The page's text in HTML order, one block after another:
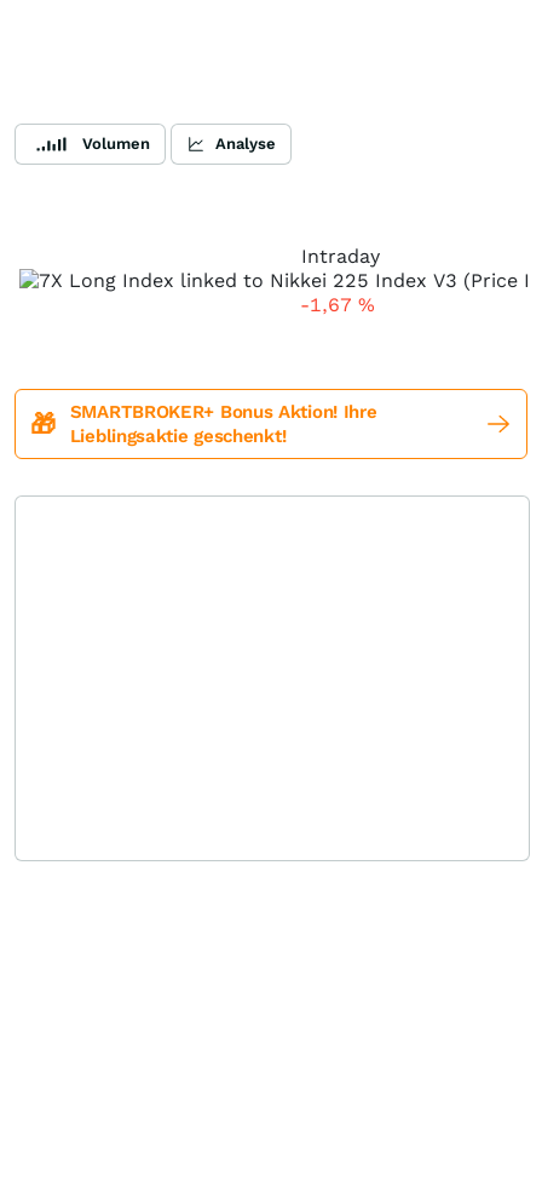
Volumen Analyse
Intraday
-1,67 %
🎁
SMARTBROKER+ Bonus Aktion! Ihre
Lieblingsaktie geschenkt!